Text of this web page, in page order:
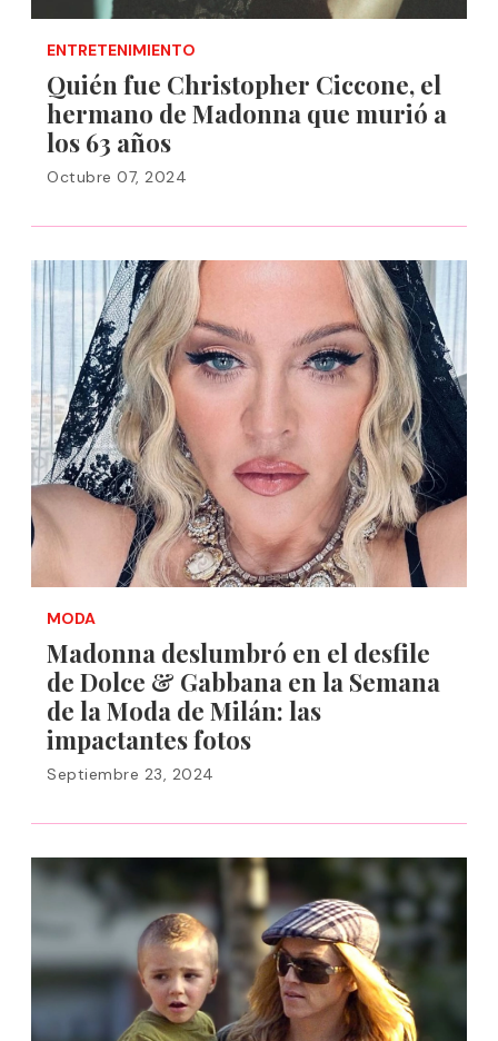
ENTRETENIMIENTO
Quién fue Christopher Ciccone, el
hermano de Madonna que murió a
los 63 años
Octubre 07, 2024
MODA
Madonna deslumbró en el desfile
de Dolce & Gabbana en la Semana
de la Moda de Milán: las
impactantes fotos
Septiembre 23, 2024